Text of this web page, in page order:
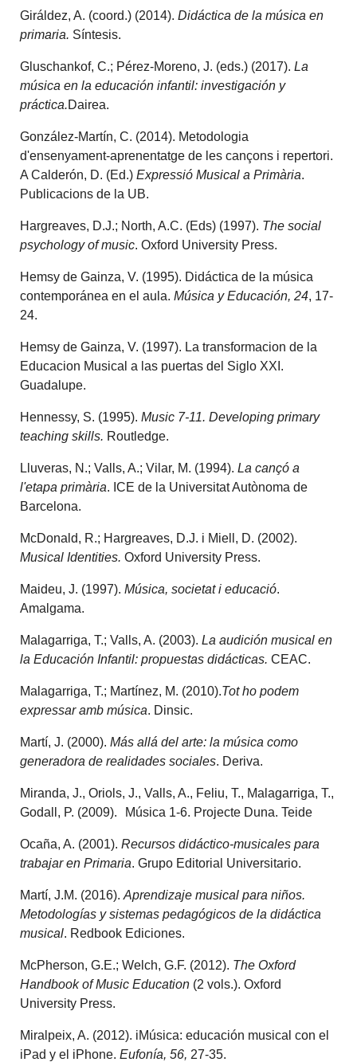
Giráldez, A. (coord.) (2014).Didáctica de la música en
primaria. Síntesis.
Gluschankof, C.; Pérez-Moreno, J. (eds.) (2017).La
música en la educación infantil: investigación y
práctica.Dairea.
González-Martín, C. (2014). Metodologia
d'ensenyament-aprenentatge de les cançons i repertori.
A Calderón, D. (Ed.)Expressió Musical a Primària.
Publicacions de la UB.
Hargreaves, D.J.; North, A.C. (Eds) (1997). The social
psychology of music. Oxford University Press.
Hemsy de Gainza, V. (1995). Didáctica de la música
contemporánea en el aula.Música y Educación, 24, 17-
24.
Hemsy de Gainza, V. (1997). La transformacion de la
Educacion Musical a las puertas del Siglo XXI.
Guadalupe.
Hennessy, S. (1995).Music 7-11. Developing primary
teaching skills. Routledge.
Lluveras, N.; Valls, A.; Vilar, M. (1994).La cançó a
l'etapa primària. ICE de la Universitat Autònoma de
Barcelona.
McDonald, R.; Hargreaves, D.J. i Miell, D. (2002).
Musical Identities.Oxford University Press.
Maideu, J. (1997).Música, societat i educació.
Amalgama.
Malagarriga, T.; Valls, A. (2003).La audición musical en
la Educación Infantil: propuestas didácticas.CEAC.
Malagarriga, T.; Martínez, M. (2010).Tot ho podem
expressar amb música. Dinsic.
Martí, J. (2000).Más allá del arte: la música como
generadora de realidades sociales. Deriva.
Miranda, J., Oriols, J., Valls, A., Feliu, T., Malagarriga, T.,
Godall, P. (2009). Música 1-6. Projecte Duna. Teide
Ocaña, A. (2001).Recursos didáctico-musicales para
trabajar en Primaria. Grupo Editorial Universitario.
Martí, J.M. (2016).Aprendizaje musical para niños.
Metodologías y sistemas pedagógicos de la didáctica
musical. Redbook Ediciones.
McPherson, G.E.; Welch, G.F. (2012). The Oxford
Handbook of Music Education (2 vols.). Oxford
University Press.
Miralpeix, A. (2012). iMúsica: educación musical con el
iPad y el iPhone.Eufonía, 56, 27-35.